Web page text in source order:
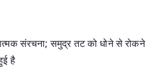
संरचना; समुद्र तट को धोने से रोकने
है